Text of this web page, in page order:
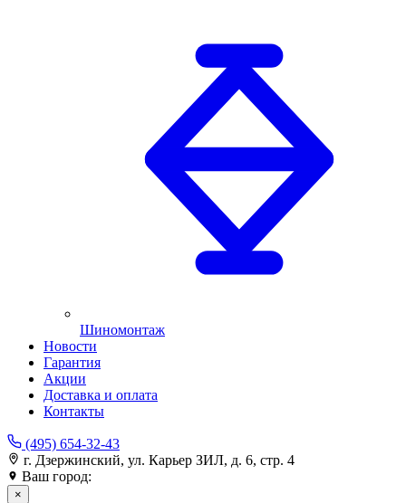
Шиномонтаж
Новости
Гарантия
Акции
Доставка и оплата
Контакты
(495) 654-32-43
г. Дзержинский, ул. Карьер ЗИЛ, д. 6, стр. 4
Ваш город:
×